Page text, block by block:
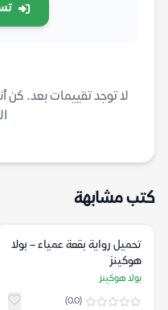
لا توجد تقييمات بعد. كن
كتب مشابهة
تحميل رواية بقعة عمياء – بولا
هوكينز
بولا هوكينز
(0.0)